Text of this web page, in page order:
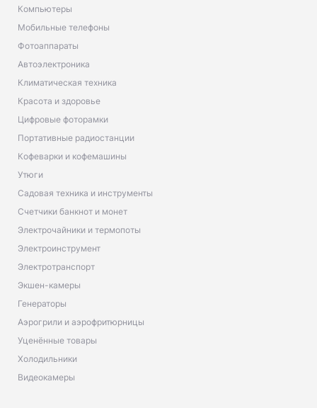
Компьютеры
Мобильные телефоны
Фотоаппараты
Автоэлектроника
Климатическая техника
Красота и здоровье
Цифровые фоторамки
Портативные радиостанции
Кофеварки и кофемашины
Утюги
Садовая техника и инструменты
Счетчики банкнот и монет
Электрочайники и термопоты
Электроинструмент
Электротранспорт
Экшен-камеры
Генераторы
Аэрогрили и аэрофритюрницы
Уценённые товары
Холодильники
Видеокамеры